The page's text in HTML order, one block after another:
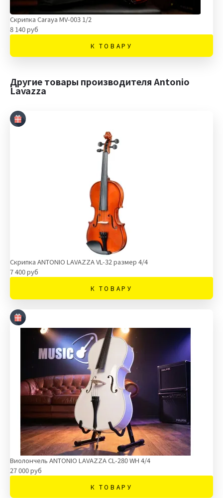
Скрипка Carayа MV-003 1/2
8 140 руб
К ТОВАРУ
Другие товары производителя Antonio
Lavazza
Скрипка ANTONIO LAVAZZA VL-32 размер 4/4
7 400 руб
К ТОВАРУ
Виолончель ANTONIO LAVAZZA CL-280 WH 4/4
27 000 руб
К ТОВАРУ